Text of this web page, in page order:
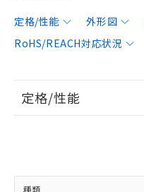
定格/性能 外形図
RoHS/REACH対応状況
定格/性能
種類